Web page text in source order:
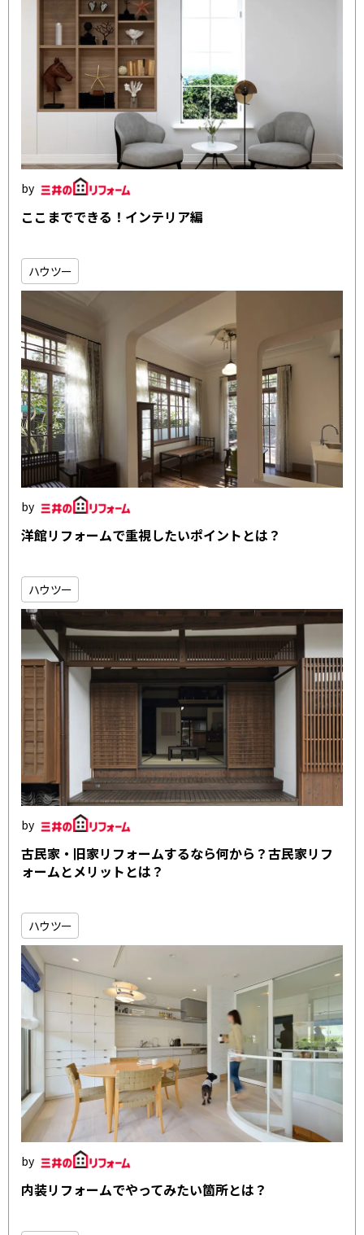
ここまでできる！インテリア編
ハウツー
洋館リフォームで重視したいポイントとは？
ハウツー
古民家・旧家リフォームするなら何から？古民家リフ
ォームとメリットとは？
ハウツー
内装リフォームでやってみたい箇所とは？